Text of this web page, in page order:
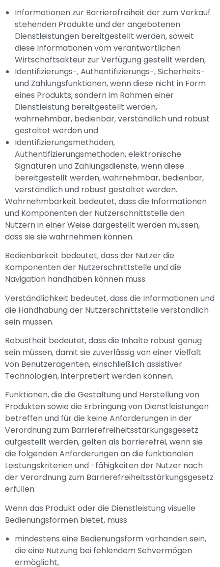
Informationen zur Barrierefreiheit der zum Verkauf
stehenden Produkte und der angebotenen
Dienstleistungen bereitgestellt werden, soweit
diese Informationen vom verantwortlichen
Wirtschaftsakteur zur Verfügung gestellt werden,
Identifizierungs-, Authentifizierungs-, Sicherheits-
und Zahlungsfunktionen, wenn diese nicht in Form
eines Produkts, sondern im Rahmen einer
Dienstleistung bereitgestellt werden,
wahrnehmbar, bedienbar, verständlich und robust
gestaltet werden und
Identifizierungsmethoden,
Authentifizierungsmethoden, elektronische
Signaturen und Zahlungsdienste, wenn diese
bereitgestellt werden, wahrnehmbar, bedienbar,
verständlich und robust gestaltet werden.
Wahrnehmbarkeit bedeutet, dass die Informationen
und Komponenten der Nutzerschnittstelle den
Nutzern in einer Weise dargestellt werden müssen,
dass sie sie wahrnehmen können.
Bedienbarkeit bedeutet, dass der Nutzer die
Komponenten der Nutzerschnittstelle und die
Navigation handhaben können muss.
Verständlichkeit bedeutet, dass die Informationen und
die Handhabung der Nutzerschnittstelle verständlich
sein müssen.
Robustheit bedeutet, dass die Inhalte robust genug
sein müssen, damit sie zuverlässig von einer Vielfalt
von Benutzeragenten, einschließlich assistiver
Technologien, interpretiert werden können.
Funktionen, die die Gestaltung und Herstellung von
Produkten sowie die Erbringung von Dienstleistungen
betreffen und für die keine Anforderungen in der
Verordnung zum Barrierefreiheitsstärkungsgesetz
aufgestellt werden, gelten als barrierefrei, wenn sie
die folgenden Anforderungen an die funktionalen
Leistungskriterien und -fähigkeiten der Nutzer nach
der Verordnung zum Barrierefreiheitsstärkungsgesetz
erfüllen:
Wenn das Produkt oder die Dienstleistung visuelle
Bedienungsformen bietet, muss
mindestens eine Bedienungsform vorhanden sein,
die eine Nutzung bei fehlendem Sehvermögen
ermöglicht,